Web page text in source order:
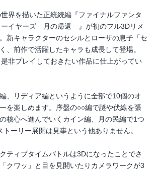
界を描いた正統続編『ファイナルファンタ
ーイヤーズ―月の帰還―』が初のフル3Dリメ
新キャラクターのセシルとローザの息子「セ
、前作で活躍したキャラも成長して登場。
非プレイしておきたい作品に仕上がってい
、リディア編というように全部で10個のオ
を楽しめます。序盤の○○編で謎や伏線を張
核心へ進んでいくカイン編、月の民編で1つ
ーリー展開は見事という他ありません。
ティブタイムバトルは3Dになったことでさ
クワッ」と目を見開いたりカメラワークが3